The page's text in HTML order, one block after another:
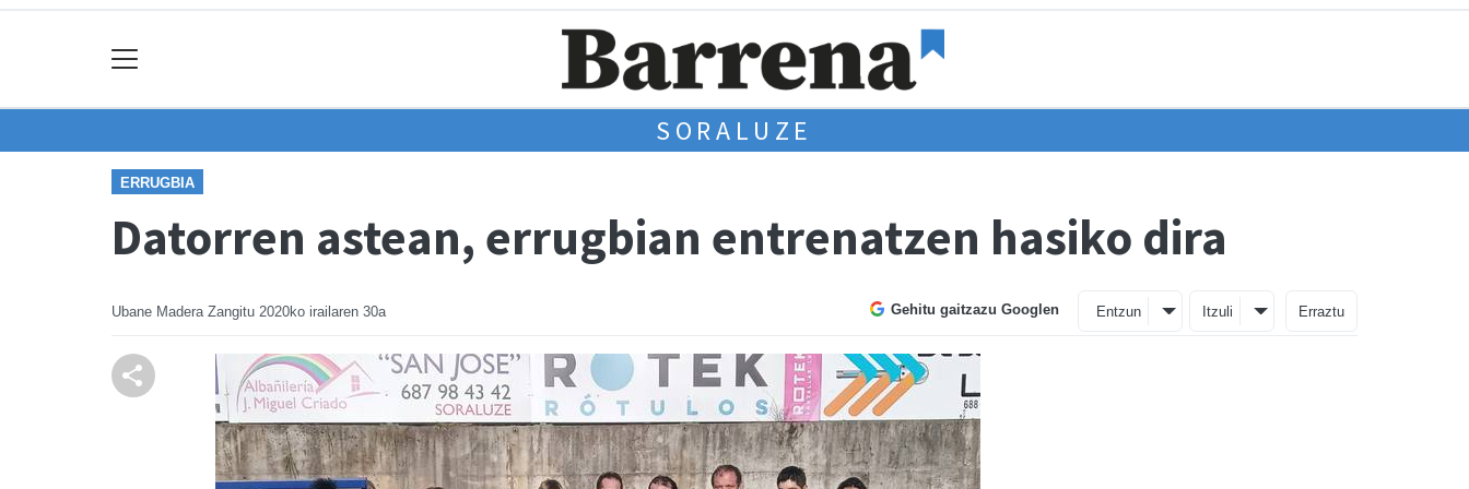
SORALUZE
ERRUGBIA
Datorren astean, errugbian entrenatzen hasiko dira
Ubane Madera Zangitu 2020ko irailaren 30a Gehitu gaitzazu Googlen Entzun Itzuli Erraztu